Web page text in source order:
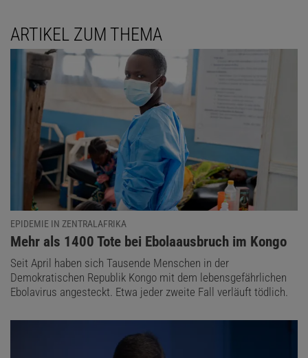
ARTIKEL ZUM THEMA
EPIDEMIE IN ZENTRALAFRIKA
:
Mehr als 1400 Tote bei Ebolaausbruch im Kongo
Seit April haben sich Tausende Menschen in der
Demokratischen Republik Kongo mit dem lebensgefährlichen
Ebolavirus angesteckt. Etwa jeder zweite Fall verläuft tödlich.